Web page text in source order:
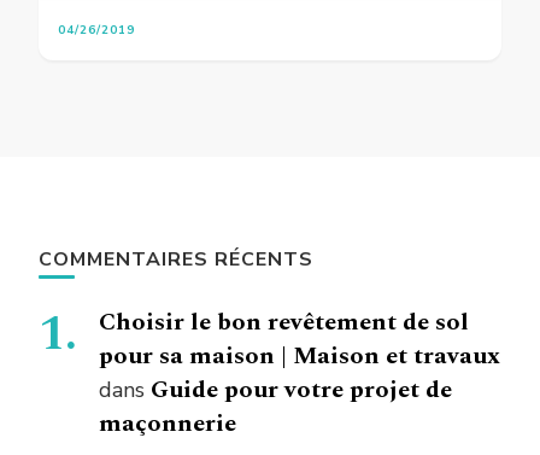
04/26/2019
COMMENTAIRES RÉCENTS
Choisir le bon revêtement de sol
pour sa maison | Maison et travaux
dans Guide pour votre projet de
maçonnerie